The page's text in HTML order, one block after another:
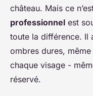
château. Mais ce
professionnel est
toute la différence. Il
ombres dures,
chaque visage -
réservé.